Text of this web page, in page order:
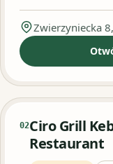
Zwierzyniecka
02Ciro Grill
Restaurant